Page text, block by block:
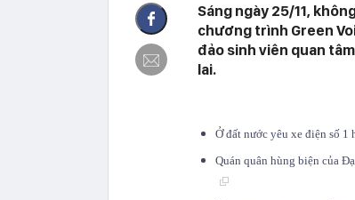
Sáng ngày 25/11,
chương trình Green
đảo sinh viên quan
lai.
Ở đất nước yêu xe điện số
Quán quân hùng biện của